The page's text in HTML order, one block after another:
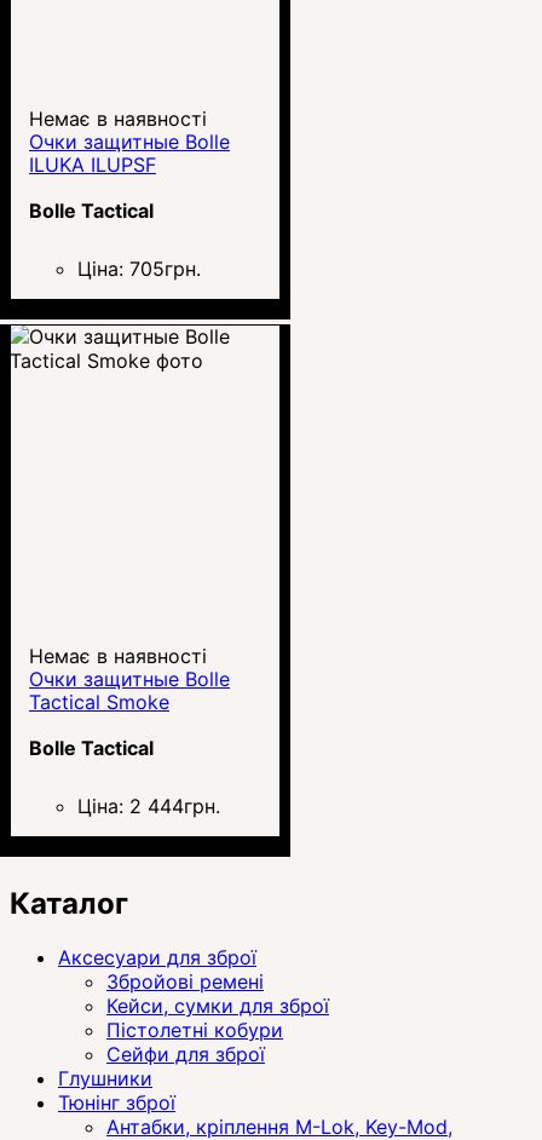
Немає в наявності
Очки защитные Bolle
ILUKA ILUPSF
Bolle Tactical
Ціна: 705грн.
Немає в наявності
Очки защитные Bolle
Tactical Smoke
Bolle Tactical
Ціна: 2 444грн.
Каталог
Аксесуари для зброї
Збройові ремені
Кейси, сумки для зброї
Пістолетні кобури
Сейфи для зброї
Глушники
Тюнінг зброї
Антабки, кріплення M-Lok, Key-Mod,